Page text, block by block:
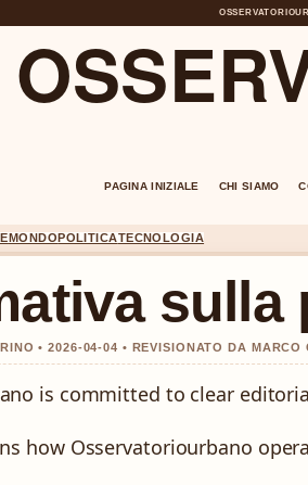
PAGINA INIZIALE CHI SIAMO
MONDOPOLITICATECNOLOGIA
sulla
• 2026-04-04 • REVISIONATO DA MARCO
is committed to clear
how Osservatoriourbano